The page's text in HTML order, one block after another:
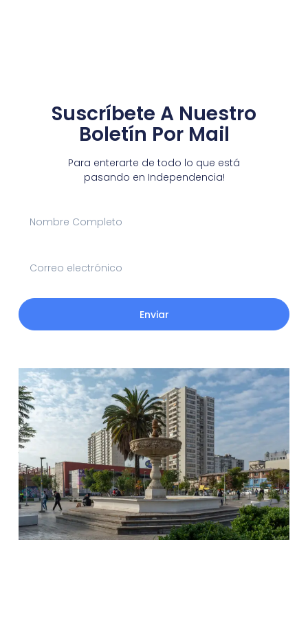
Suscríbete A Nuestro
Boletín Por Mail
Para enterarte de todo lo que está
pasando en Independencia!
Enviar